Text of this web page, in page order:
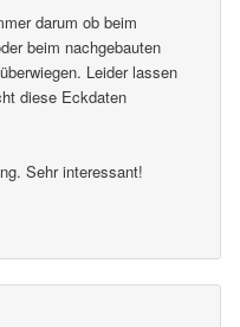
darum ob beim
beim nachgebauten
Leider lassen
diese Eckdaten
Sehr interessant!